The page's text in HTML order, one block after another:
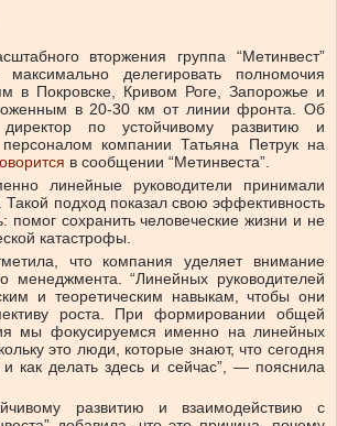
вторжения группа “Метинвест”
делегировать полномочия
в Покровске, Кривом Роге, Запорожье и
в 20-30 км от линии фронта. Об
по устойчивому развитию и
компании Татьяна Петрук на
в сообщении “Метинвеста”.
линейные руководители принимали
подход показал свою эффективность
помог сохранить человеческие жизни и не
катастрофы.
что компания уделяет внимание
менеджмента. “Линейных руководителей
и теоретическим навыкам, чтобы они
роста. При формировании общей
мы фокусируемся именно на линейных
это люди, которые знают, что сегодня
и как делать здесь и сейчас”, — пояснила
развитию и взаимодействию с